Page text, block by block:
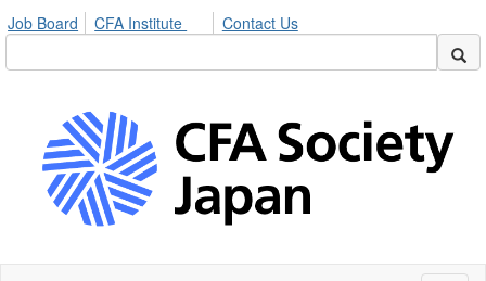
Job Board CFA Institute Contact Us